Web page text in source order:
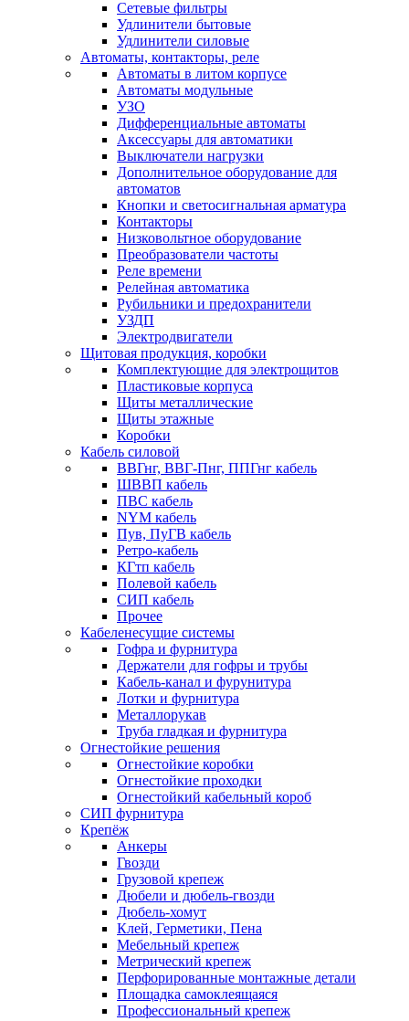
Сетевые фильтры
Удлинители бытовые
Удлинители силовые
Автоматы, контакторы, реле
Автоматы в литом корпусе
Автоматы модульные
УЗО
Дифференциальные автоматы
Аксессуары для автоматики
Выключатели нагрузки
Дополнительное оборудование для
автоматов
Кнопки и светосигнальная арматура
Контакторы
Низковольтное оборудование
Преобразователи частоты
Реле времени
Релейная автоматика
Рубильники и предохранители
УЗДП
Электродвигатели
Щитовая продукция, коробки
Комплектующие для электрощитов
Пластиковые корпуса
Щиты металлические
Щиты этажные
Коробки
Кабель силовой
ВВГнг, ВВГ-Пнг, ППГнг кабель
ШВВП кабель
ПВС кабель
NYM кабель
Пув, ПуГВ кабель
Ретро-кабель
КГтп кабель
Полевой кабель
СИП кабель
Прочее
Кабеленесущие системы
Гофра и фурнитура
Держатели для гофры и трубы
Кабель-канал и фурунитура
Лотки и фурнитура
Металлорукав
Труба гладкая и фурнитура
Огнестойкие решения
Огнестойкие коробки
Огнестойкие проходки
Огнестойкий кабельный короб
СИП фурнитура
Крепёж
Анкеры
Гвозди
Грузовой крепеж
Дюбели и дюбель-гвозди
Дюбель-хомут
Клей, Герметики, Пена
Мебельный крепеж
Метрический крепеж
Перфорированные монтажные детали
Площадка самоклеящаяся
Профессиональный крепеж